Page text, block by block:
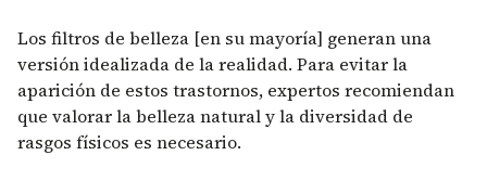
Los filtros de belleza [en su mayoría] generan una
versión idealizada de la realidad. Para evitar la
aparición de estos trastornos, expertos recomiendan
que valorar la belleza natural y la diversidad de
rasgos físicos es necesario.